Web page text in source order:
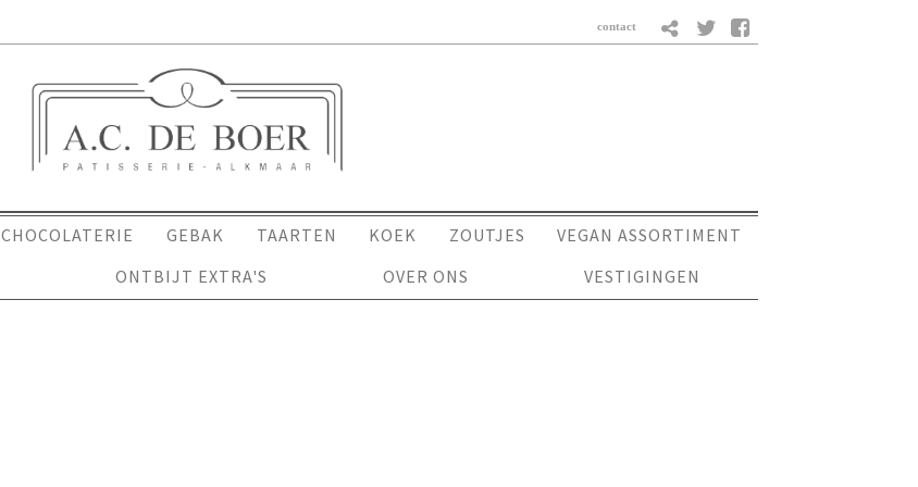
CHOCOLATERIE GEBAK TAARTEN KOEK ZOUTJES
VEGAN ASSORTIMENT
ONTBIJT EXTRA'S OVER ONS VESTIGINGEN